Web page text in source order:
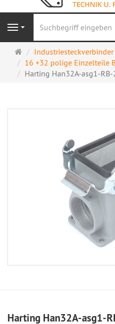
Navigation
Startseite
Industriesteckverbinder
16 +32 polige Einzelteile
Harting Han32A-asg1-
Harting Han32A-asg1-